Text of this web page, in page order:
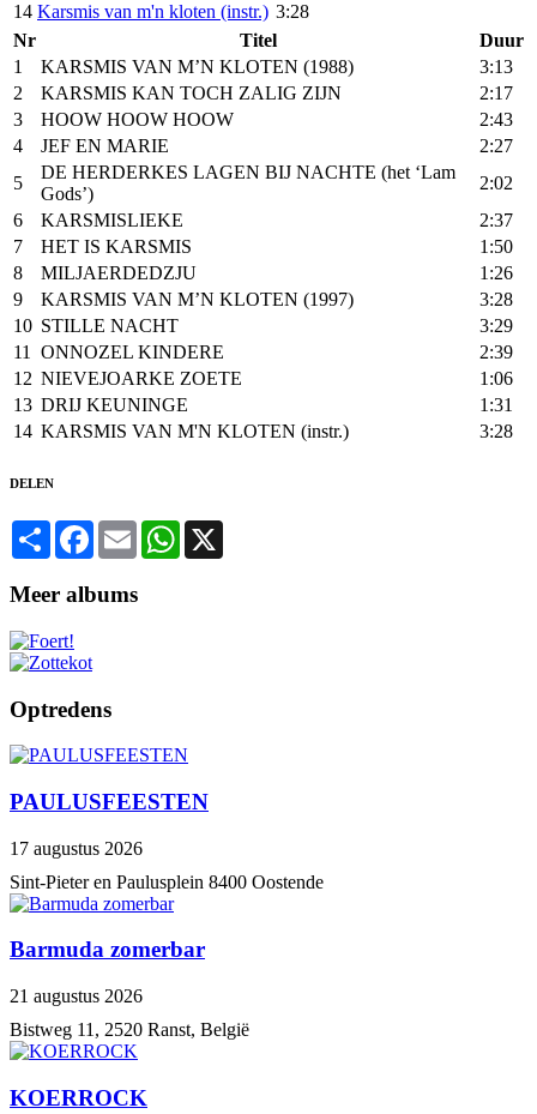
14 Karsmis van m'n kloten (instr.) 3:28
Nr
Titel
Duur
1
KARSMIS VAN M’N KLOTEN (1988)
3:13
2
KARSMIS KAN TOCH ZALIG ZIJN
2:17
3
HOOW HOOW HOOW
2:43
4
JEF EN MARIE
2:27
5
DE HERDERKES LAGEN BIJ NACHTE (het ‘Lam
Gods’)
2:02
6
KARSMISLIEKE
2:37
7
HET IS KARSMIS
1:50
8
MILJAERDEDZJU
1:26
9
KARSMIS VAN M’N KLOTEN (1997)
3:28
10 STILLE NACHT
3:29
11 ONNOZEL KINDERE
2:39
12 NIEVEJOARKE ZOETE
1:06
13 DRIJ KEUNINGE
1:31
14 KARSMIS VAN M'N KLOTEN (instr.) 3:28
DELEN
Share Facebook
Email WhatsApp
Meer albums
Optredens
PAULUSFEESTEN
17 augustus 2026
Sint-Pieter en Paulusplein 8400 Oostende
Barmuda zomerbar
21 augustus 2026
Bistweg 11, 2520 Ranst, België
KOERROCK